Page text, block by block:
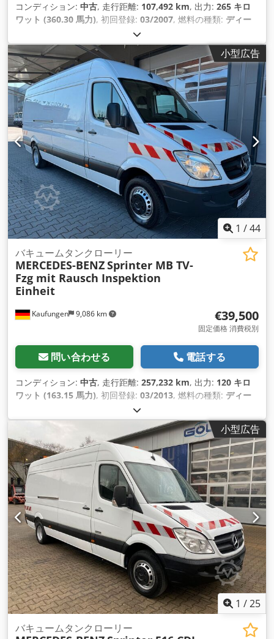
コンディション: 中古, 走行距離: 107,492 km, 出力: 265 キロ
ワット (360.30 馬力), 初回登録: 03/2007, 燃料の種類: ディー
18,000 kg（キログラム）
回検査（TÜV）:08/2028, 色:シルバー, 変速方式:機械式, 排出
クラス:ユーロ4, 積載スペース容量:7 m³ , 製造年:2007 , 装備:
ABS（アンチロック・ブレーキ・システム）, エアコン,
小型広告
1 /44
Kaufungen 9,086 km
バキュームタンクローリー
MERCEDES-BENZSprinter MB TV-
Fzg mit Rausch Inspektion
Einheit
€39,500
固定価格 消費税別
問い合わせる 電話する
コンディション: 中古, 走行距離: 257,232 km, 出力: 120 キロ
ワット (163.15 馬力), 初回登録: 03/2013, 燃料の種類: ディー
4,600 kg（キログラム）
08/2028, 色:白色, 変速方式:機械式, 製造年:2013, 装備:エア
小型広告
1 /25
バキュームタンクローリー